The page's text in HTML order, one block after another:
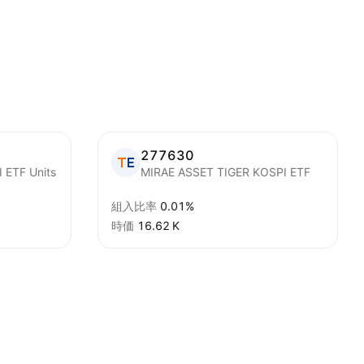
ETF Units
277630
MIRAE ASSET TIGER KOSPI ETF
組入比率 0.01%
時価 ‪16.62 K‬